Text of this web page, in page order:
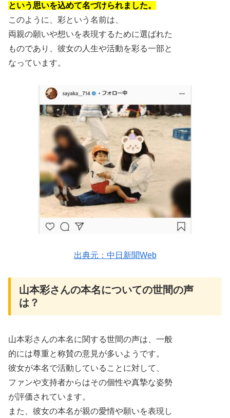
という思いを込めて名づけられました。
このように、彩という名前は、
両親の願いや想いを表現するために選ばれた
ものであり、彼女の人生や活動を彩る一部と
なっています。
出典元：中日新聞Web
山本彩さんの本名についての世間の声
は？
山本彩さんの本名に関する世間の声は、一般
的には尊重と称賛の意見が多いようです。
彼女が本名で活動していることに対して、
ファンや支持者からはその個性や真摯な姿勢
が評価されています。
また、彼女の本名が親の愛情や願いを表現し